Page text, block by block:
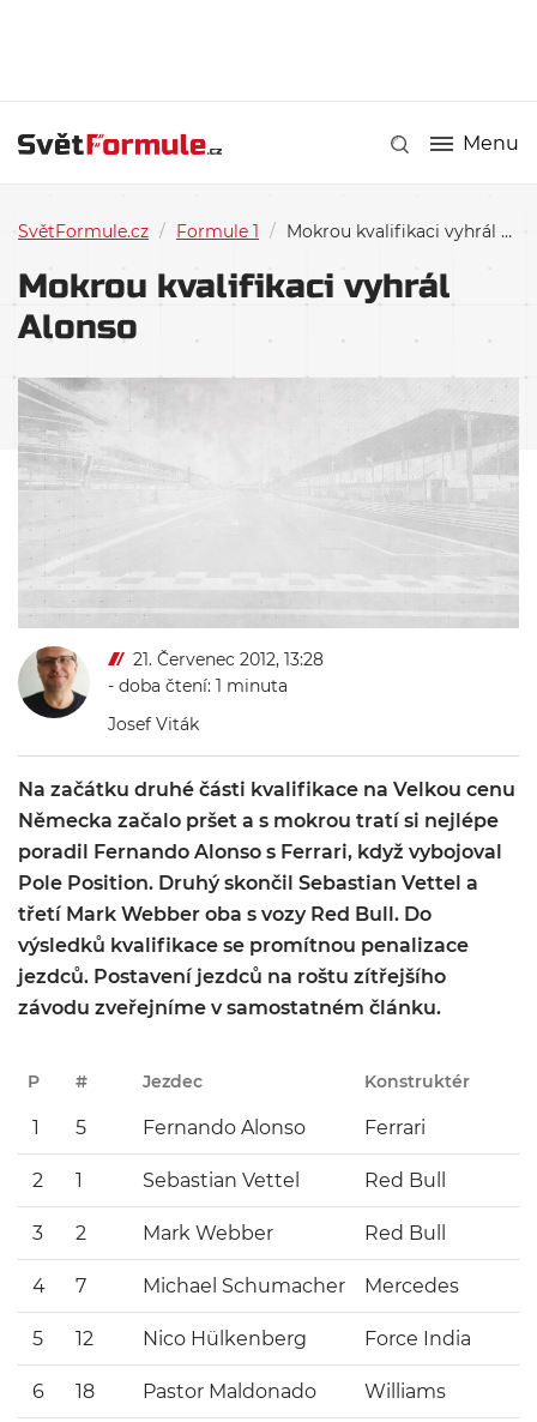
Menu
SvětFormule.cz / Formule 1 / Mokrou kvalifikaci vyhrál Alonso
Mokrou kvalifikaci vyhrál
Alonso
21. Červenec 2012, 13:28
- doba čtení: 1 minuta
Josef Viták
Na začátku druhé části kvalifikace na Velkou cenu
Německa začalo pršet a s mokrou tratí si nejlépe
poradil Fernando Alonso s Ferrari, když vybojoval
Pole Position. Druhý skončil Sebastian Vettel a
třetí Mark Webber oba s vozy Red Bull. Do
výsledků kvalifikace se promítnou penalizace
jezdců. Postavení jezdců na roštu zítřejšího
závodu zveřejníme v samostatném článku.
P # Jezdec Konstruktér
1 5 Fernando Alonso Ferrari
2 1 Sebastian Vettel Red Bull
3 2 Mark Webber Red Bull
4 7 Michael Schumacher Mercedes
5 12 Nico Hülkenberg Force India
6 18 Pastor Maldonado Williams